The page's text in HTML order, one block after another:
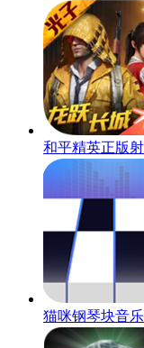
和平精英正版
猫咪钢琴块音